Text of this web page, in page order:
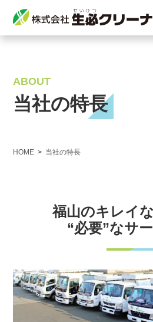
ABOUT
当社の特長
HOME 当社の特長
福山のキレイ
“必要”なサ